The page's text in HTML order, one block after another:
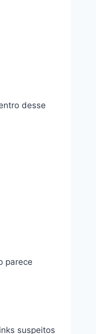
desse
parece
suspeitos